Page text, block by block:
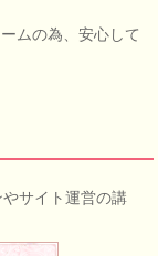
ムの為、安心して
サイト運営の講